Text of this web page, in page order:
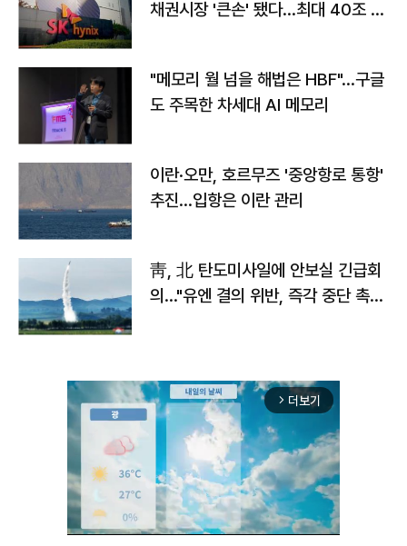
채권시장 '큰손' 됐다…최대 40조 투
"메모리 월 넘을 해법은 HBF"…구글
도 주목한 차세대 AI 메모리
이란·오만, 호르무즈 '중앙항로 통항'
추진…입항은 이란 관리
靑, 北 탄도미사일에 안보실 긴급회
의…"유엔 결의 위반, 즉각 중단 촉
arrow_forward_ios 더보기